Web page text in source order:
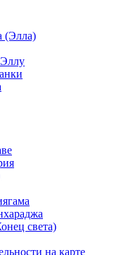
(Элла)
света)
на карте